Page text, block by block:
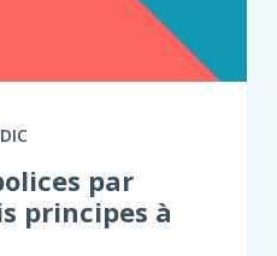
par
principes à